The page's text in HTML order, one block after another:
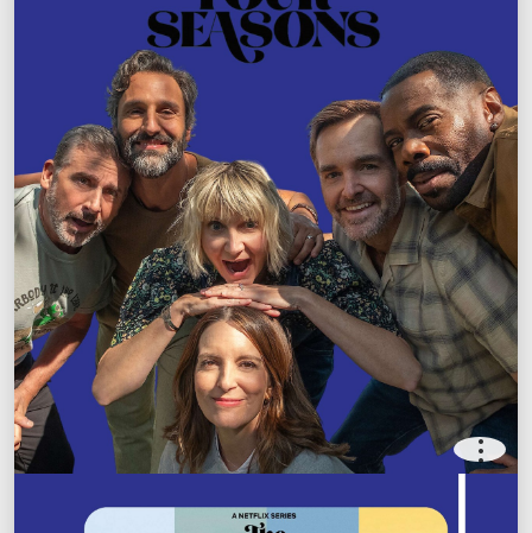
.
.
.